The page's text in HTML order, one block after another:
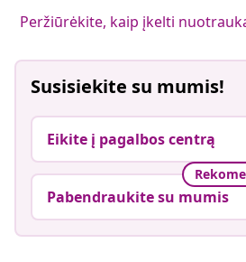
Peržiūrėkite, kaip įkelti
Susisiekite su mumis!
Eikite į pagalbos centrą
Pabendraukite su mumis